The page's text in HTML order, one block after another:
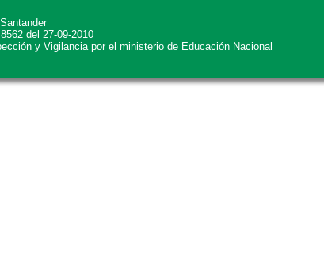
del 27-09-2010
y Vigilancia por el ministerio de Educación Nacional